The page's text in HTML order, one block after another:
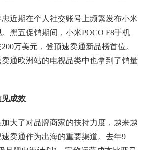
近期在个人社交账号上频繁发布小米
黑五促销期间，小米POCO F8手机
万美元，登顶速卖通新品榜首位。
卖通欧洲站的电视品类中也拿到了销量
见成效
大了对品牌商家的扶持力度，越来越
卖通作为出海的重要渠道。去年9